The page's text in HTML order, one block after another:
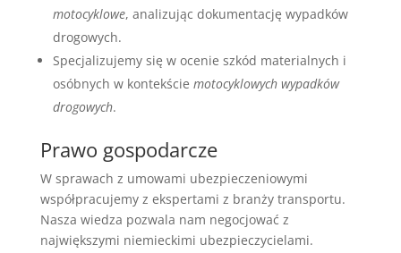
motocyklowe, analizując dokumentację wypadków
drogowych.
Specjalizujemy się w ocenie szkód materialnych i
osóbnych w kontekście motocyklowych wypadków
drogowych.
Prawo gospodarcze
W sprawach z umowami ubezpieczeniowymi
współpracujemy z ekspertami z branży transportu.
Nasza wiedza pozwala nam negocjować z
największymi niemieckimi ubezpieczycielami.